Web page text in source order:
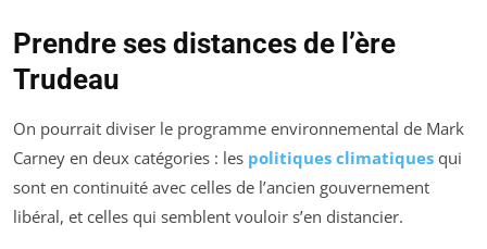
Prendre ses distances de l’ère
Trudeau
On pourrait diviser le programme environnemental de Mark
Carney en deux catégories : les politiques climatiques qui
sont en continuité avec celles de l’ancien gouvernement
libéral, et celles qui semblent vouloir s’en distancier.